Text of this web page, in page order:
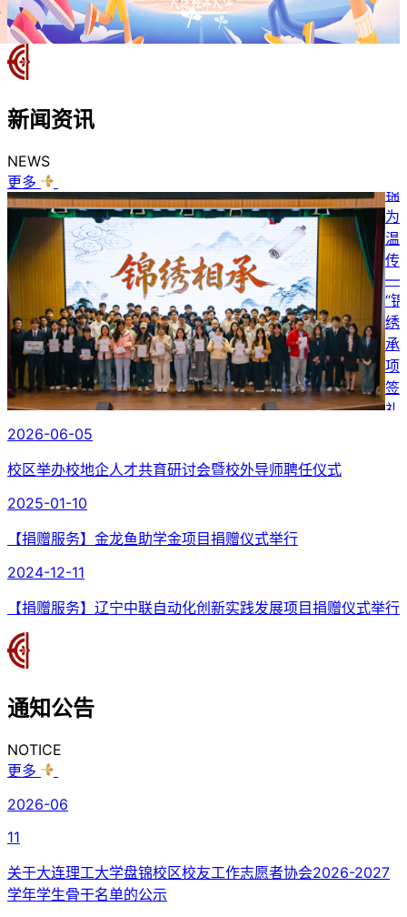
新闻资讯
NEWS
更多
锦绣
为约
温暖
传承
绣相
承”
项目
签约
礼成
2026-06-05
校区举办校地企人才共育研讨会暨校外导师聘任仪式
2025-01-10
【捐赠服务】金龙鱼助学金项目捐赠仪式举行
2024-12-11
【捐赠服务】辽宁中联自动化创新实践发展项目捐赠仪式举行
通知公告
NOTICE
更多
2026-06
11
关于大连理工大学盘锦校区校友工作志愿者协会2026-2027
学年学生骨干名单的公示